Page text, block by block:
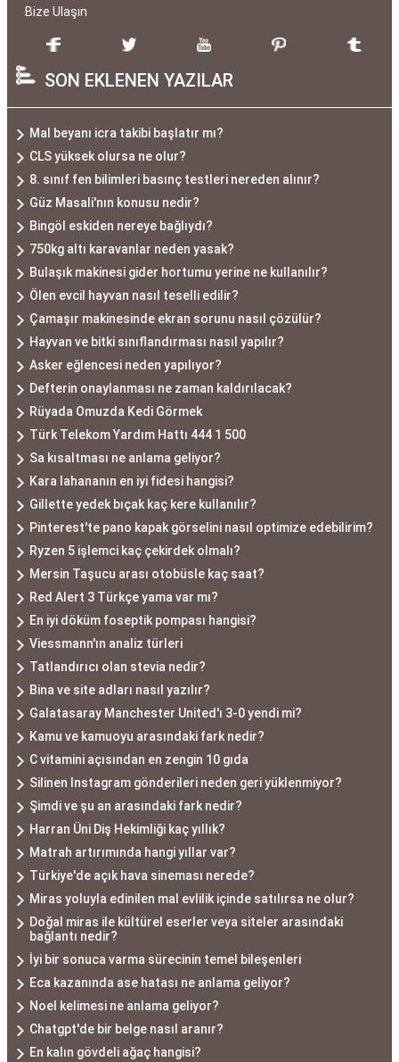
Bize Ulaşın
SON EKLENEN YAZILAR
Mal beyanı icra takibi başlatır mı?
CLS yüksek olursa ne olur?
8. sınıf fen bilimleri basınç testleri nereden alınır?
Güz Masali'nın konusu nedir?
Bingöl eskiden nereye bağlıydı?
750kg altı karavanlar neden yasak?
Bulaşık makinesi gider hortumu yerine ne kullanılır?
Ölen evcil hayvan nasıl teselli edilir?
Çamaşır makinesinde ekran sorunu nasıl çözülür?
Hayvan ve bitki sınıflandırması nasıl yapılır?
Asker eğlencesi neden yapılıyor?
Defterin onaylanması ne zaman kaldırılacak?
Rüyada Omuzda Kedi Görmek
Türk Telekom Yardım Hattı 444 1 500
Sa kısaltması ne anlama geliyor?
Kara lahananın en iyi fidesi hangisi?
Gillette yedek bıçak kaç kere kullanılır?
Pinterest'te pano kapak görselini nasıl optimize edebilirim?
Ryzen 5 işlemci kaç çekirdek olmalı?
Mersin Taşucu arası otobüsle kaç saat?
Red Alert 3 Türkçe yama var mı?
En iyi döküm foseptik pompası hangisi?
Viessmann'ın analiz türleri
Tatlandırıcı olan stevia nedir?
Bina ve site adları nasıl yazılır?
Galatasaray Manchester United'ı 3-0 yendi mi?
Kamu ve kamuoyu arasındaki fark nedir?
C vitamini açısından en zengin 10 gıda
Silinen Instagram gönderileri neden geri yüklenmiyor?
Şimdi ve şu an arasındaki fark nedir?
Harran Üni Diş Hekimliği kaç yıllık?
Matrah artırımında hangi yıllar var?
Türkiye'de açık hava sineması nerede?
Miras yoluyla edinilen mal evlilik içinde satılırsa ne olur?
Doğal miras ile kültürel eserler veya siteler arasındaki
bağlantı nedir?
İyi bir sonuca varma sürecinin temel bileşenleri
Eca kazanında ase hatası ne anlama geliyor?
Noel kelimesi ne anlama geliyor?
Chatgpt'de bir belge nasıl aranır?
En kalın gövdeli ağaç hangisi?